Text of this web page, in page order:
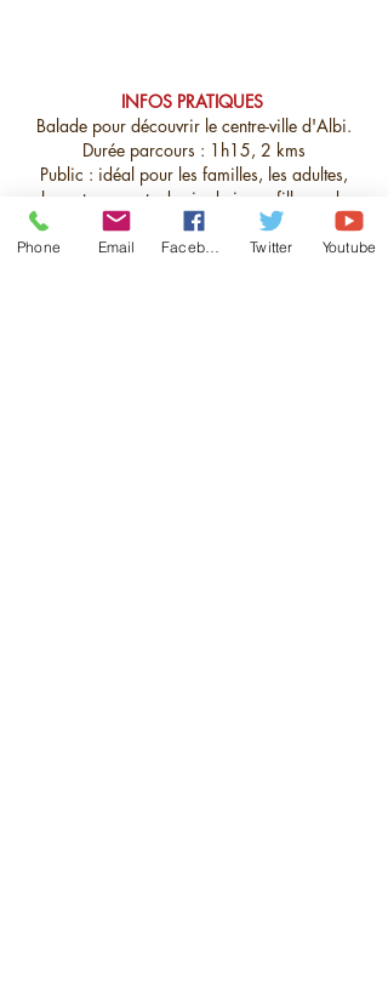
INFOS PRATIQUES
Balade pour découvrir le centre-ville d'Albi.
Durée parcours : 1h15, 2 kms
Public : idéal pour les familles, les adultes,
les enterrements de vie de jeune fille ou de
jeune garçon et pour tous ceux qui veulent
découvrir la ville d’Albi en s’amusant.
Phone Email Twitter Youtube